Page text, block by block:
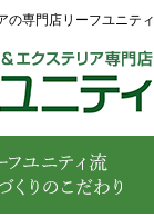
の専門店リーフユニティ